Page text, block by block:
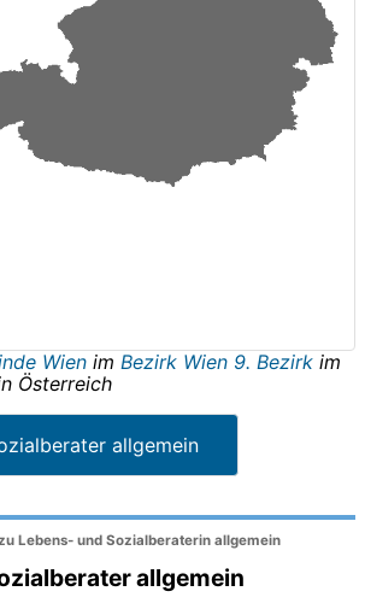
Wien im Bezirk Wien 9. Bezirk im
Österreich
allgemein
Lebens- und Sozialberaterin allgemein
allgemein